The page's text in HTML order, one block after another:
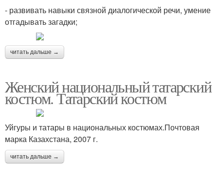
- развивать навыки связной диалогической речи, умение
отгадывать загадки;
читать дальше →
Женский национальный татарский
костюм. Татарский костюм
Уйгуры и татары в национальных костюмах.Почтовая
марка Казахстана, 2007 г.
читать дальше →